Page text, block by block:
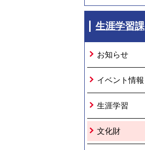
生涯学習課
お知らせ
イベント情報
生涯学習
文化財